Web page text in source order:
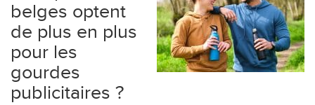
belges optent
de plus en plus
pour les
gourdes
publicitaires ?